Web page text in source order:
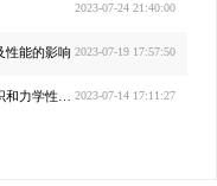
2023-07-24 21:40:00
2023-07-19 17:57:50
性能的影响
2023-07-14 17:11:27